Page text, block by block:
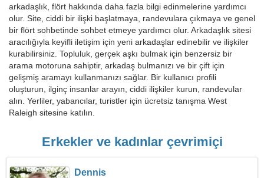
arkadaşlık, flört hakkında daha fazla bilgi edinmelerine yardımcı
olur. Site, ciddi bir ilişki başlatmaya, randevulara çıkmaya ve genel
bir flört sohbetinde sohbet etmeye yardımcı olur. Arkadaşlık sitesi
aracılığıyla keyifli iletişim için yeni arkadaşlar edinebilir ve ilişkiler
kurabilirsiniz. Topluluk, gerçek aşkı bulmak için benzersiz bir
arama motoruna sahiptir, arkadaş bulmanızı ve bir çift için
gelişmiş aramayı kullanmanızı sağlar. Bir kullanıcı profili
oluşturun, ilginç insanlar arayın, ciddi ilişkiler kurun, randevular
alın. Yerliler, yabancılar, turistler için ücretsiz tanışma West
Raleigh sitesine katılın.
Erkekler ve kadınlar çevrimiçi
Dennis